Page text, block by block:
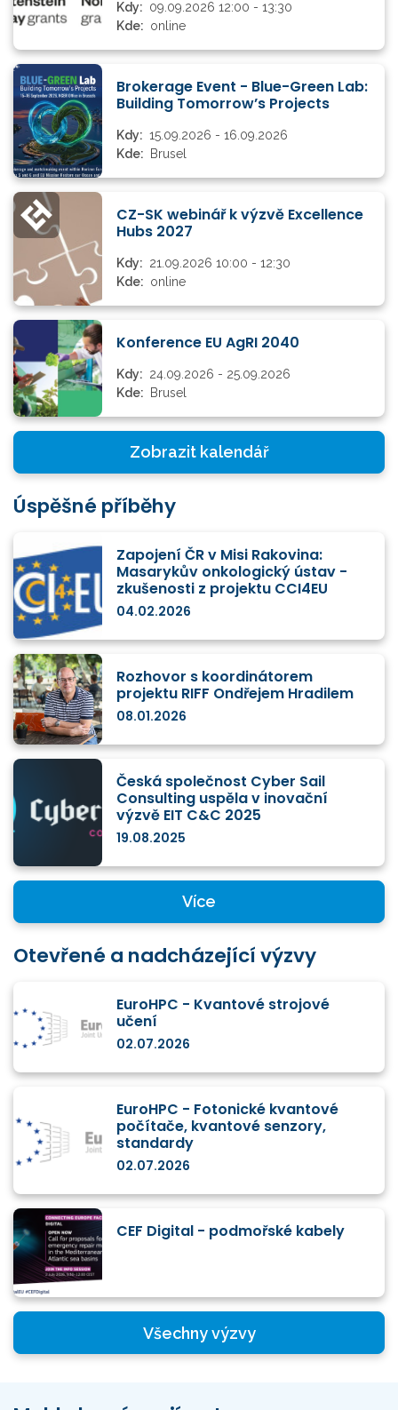
Kdy: 09.09.2026 12:00 - 13:30
Kde: online
Brokerage Event - Blue-Green Lab:
Building Tomorrow’s Projects
Kdy: 15.09.2026 - 16.09.2026
Kde: Brusel
CZ-SK webinář k výzvě Excellence
Hubs 2027
Kdy: 21.09.2026 10:00 - 12:30
Kde: online
Konference EU AgRI 2040
Kdy: 24.09.2026 - 25.09.2026
Kde: Brusel
Zobrazit kalendář
Úspěšné příběhy
Zapojení ČR v Misi Rakovina:
Masarykův onkologický ústav -
zkušenosti z projektu CCI4EU
04.02.2026
Rozhovor s koordinátorem
projektu RIFF Ondřejem Hradilem
08.01.2026
Česká společnost Cyber Sail
Consulting uspěla v inovační
výzvě EIT C&C 2025
19.08.2025
Více
Otevřené a nadcházející výzvy
EuroHPC - Kvantové strojové
učení
02.07.2026
EuroHPC - Fotonické kvantové
počítače, kvantové senzory,
standardy
02.07.2026
CEF Digital - podmořské kabely
Všechny výzvy